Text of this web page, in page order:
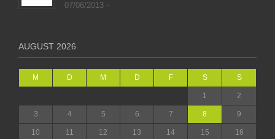
07/06/2013 -
AUGUST 2026
M D M D F S S
1 2
3 4 5 6 7 8 9
10 11 12 13 14 15 16